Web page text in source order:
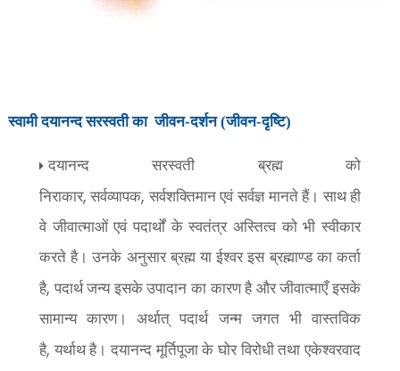
स्वामी दयानन्द सरस्वती का जीवन-दर्शन(जीवन-दृष्टि)
दयानन्द सरस्वती ब्रह्म को
निराकार,सर्वव्यापक, सर्वशक्तिमान एवं सर्वज्ञ मानते हैं। साथ ही
वे जीवात्माओं एवं पदार्थों के स्वतंत्र अस्तित्व को भी स्वीकार
करते है। उनके अनुसार ब्रह्म या ईश्वर इस ब्रह्माण्ड का कर्ता
है, पदार्थ जन्य इसके उपादान का कारण है और जीवात्माएँ इसके
सामान्य कारण। अर्थात् पदार्थ जन्म जगत भी वास्तविक
है, यर्थाथ है। दयानन्द मूर्तिपूजा के घोर विरोधी तथा एकेश्वरवाद